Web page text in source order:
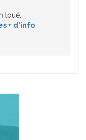
loué.
+ d'info